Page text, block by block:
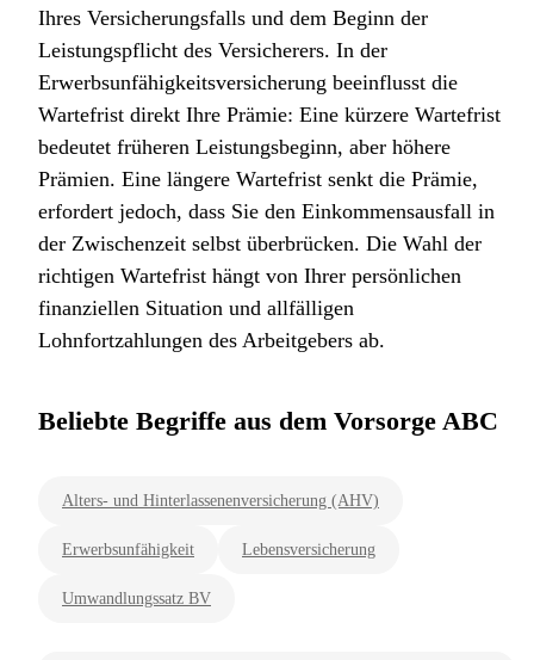
Ihres Versicherungsfalls und dem Beginn der
Leistungspflicht des Versicherers. In der
Erwerbsunfähigkeitsversicherung beeinflusst die
Wartefrist direkt Ihre Prämie: Eine kürzere Wartefrist
bedeutet früheren Leistungsbeginn, aber höhere
Prämien. Eine längere Wartefrist senkt die Prämie,
erfordert jedoch, dass Sie den Einkommensausfall in
der Zwischenzeit selbst überbrücken. Die Wahl der
richtigen Wartefrist hängt von Ihrer persönlichen
finanziellen Situation und allfälligen
Lohnfortzahlungen des Arbeitgebers ab.
Beliebte Begriffe aus dem Vorsorge ABC
Alters- und Hinterlassenenversicherung (AHV)
Erwerbsunfähigkeit Lebensversicherung
Umwandlungssatz BV